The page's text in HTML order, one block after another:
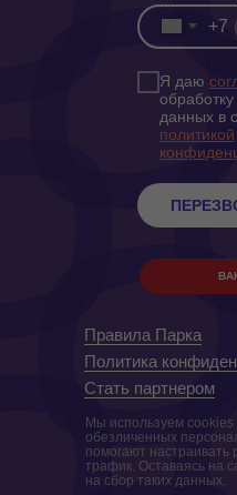
+7
Я даю
данных в
политикой
Мы используем cookies
обезличенных
помогают настраивать
трафик. Оставаясь на
на сбор таких данных.
Правила Парка
Политика
Стать партнером